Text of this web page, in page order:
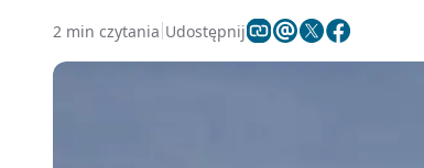
2 min czytania Udostępnij